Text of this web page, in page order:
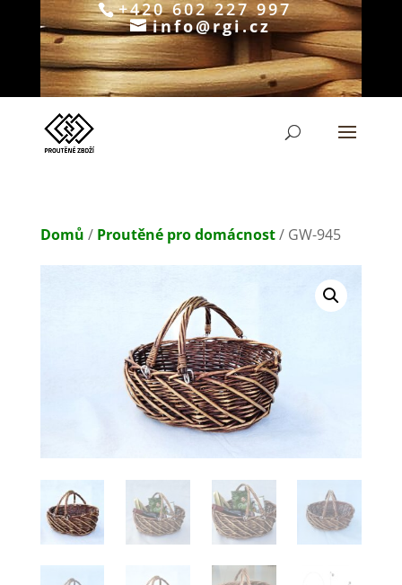
+420 602 227 997
info@rgi.cz
Products
search
Domů / Proutěné pro domácnost/ GW-945